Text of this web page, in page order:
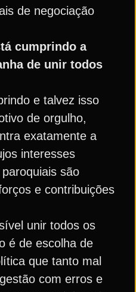
de negociação
cumprindo a
de unir todos
e talvez isso
de orgulho,
exatamente a
interesses
são
e contribuições
unir todos os
é de escolha de
que tanto mal
com erros e